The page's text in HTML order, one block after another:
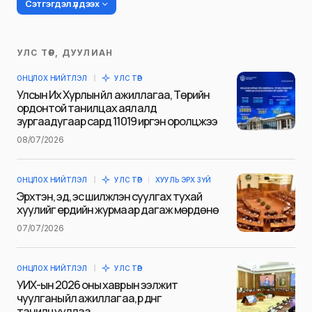
Сэтгэгдэл үлдээх
Таны имэйл хаягийг нийтлэхгүй.
тэмдэглэсэн
Сэтгэгдэл*
Name
УЛС ТӨР, ДУУЛИАН
ОНЦЛОХ НИЙТЛЭЛ УЛС ТӨР
Улсын Их Хурлын үйл ажиллагаа, Төрийн
ордонтой танилцах аялалд
зургаадугаар сард 11019 иргэн оролцжээ
08/07/2026
ОНЦЛОХ НИЙТЛЭЛ УЛС ТӨР ХУУЛЬ ЭРХ ЗҮЙ
Эрхтэн, эд, эс шилжүүлэн суулгах тухай
хуулийг ердийн журмаар дагаж мөрдөнө
07/07/2026
ОНЦЛОХ НИЙТЛЭЛ УЛС ТӨР
УИХ-ын 2026 оны хаврын ээлжит
чуулганы үйл ажиллагаа, үр дүнг